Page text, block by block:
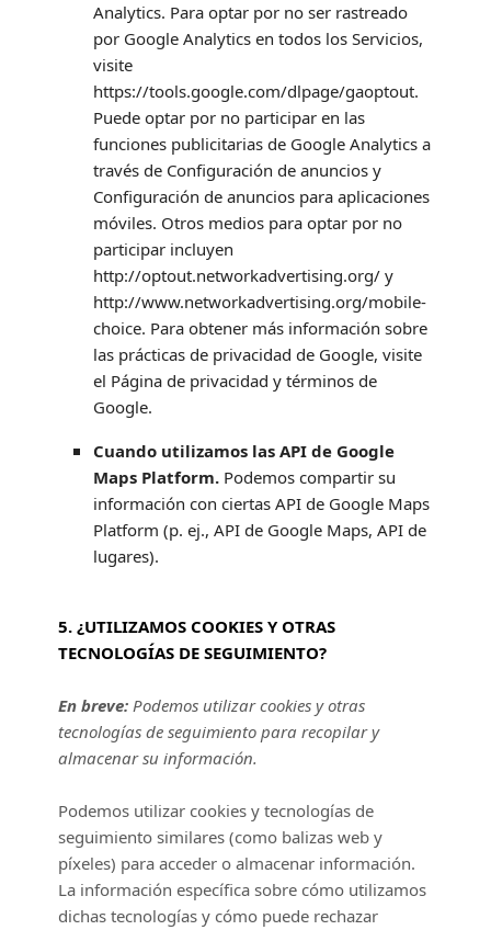
Analytics. Para optar por no ser rastreado
por Google Analytics en todos los Servicios,
visite
https://tools.google.com/dlpage/gaoptout.
Puede optar por no participar en las
funciones publicitarias de Google Analytics a
través de Configuración de anunciosy
Configuración de anuncios para aplicaciones
móviles. Otros medios para optar por no
participar incluyen
http://optout.networkadvertising.org/y
http://www.networkadvertising.org/mobile-
choice. Para obtener más información sobre
las prácticas de privacidad de Google, visite
el Página de privacidad y términos de
Google.
Cuando utilizamos las API de Google
Maps Platform.Podemos compartir su
información con ciertas API de Google Maps
Platform (p. ej., API de Google Maps, API de
lugares).
5. ¿UTILIZAMOS COOKIES Y OTRAS
TECNOLOGÍAS DE SEGUIMIENTO?
En breve:Podemos utilizar cookies y otras
tecnologías de seguimiento para recopilar y
almacenar su información.
Podemos utilizar cookies y tecnologías de
seguimiento similares (como balizas web y
píxeles) para acceder o almacenar información.
La información específica sobre cómo utilizamos
dichas tecnologías y cómo puede rechazar